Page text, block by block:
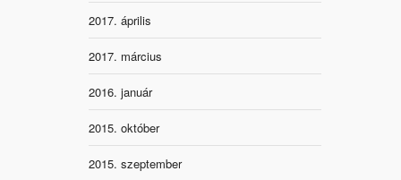
2017. április
2017. március
2016. január
2015. október
2015. szeptember